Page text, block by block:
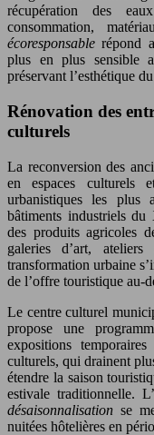
récupération des
consommation,
écoresponsablerépond
plus en plus sensible
préservant l’esthétique
Rénovation des
culturels
La reconversion des
en espaces culturels
urbanistiques les plus
bâtiments industriels
des produits agricoles
galeries d’art, ateliers
transformation urbaine
de l’offre touristique au-
Le centre culturel
propose une
expositions
culturels, qui drainent
étendre la saison
estivale traditionnelle.
désaisonnalisation se
nuitées hôtelières en